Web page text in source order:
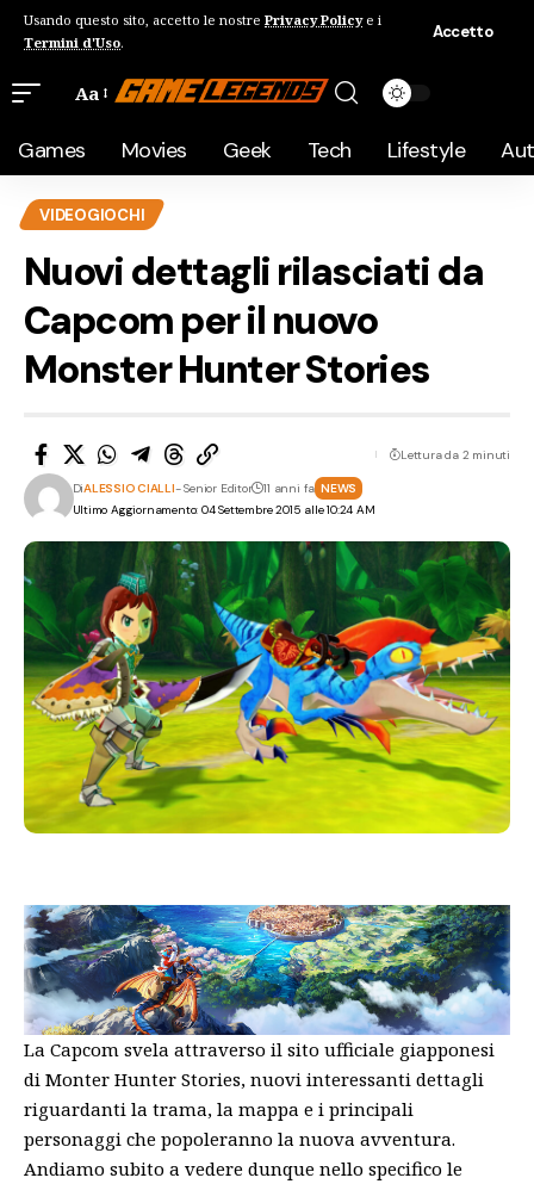
Usando questo sito, accetto le nostre Privacy Policye i
Termini d'Uso.
Accetto
Aa
Games Movies Geek Tech Lifestyle
VIDEOGIOCHI
Nuovi dettagli rilasciati da
Capcom per il nuovo
Monster Hunter Stories
Ultimo Aggiornamento: 04 Settembre 2015 alle 10:24 AM
DiALESSIO CIALLI- Senior Editor 11 anni fa NEWS
Lettura da 2 minuti
La Capcom svela attraverso il sito ufficiale giapponesi
di Monter Hunter Stories, nuovi interessanti dettagli
riguardanti la trama, la mappa e i principali
personaggi che popoleranno la nuova avventura.
Andiamo subito a vedere dunque nello specifico le